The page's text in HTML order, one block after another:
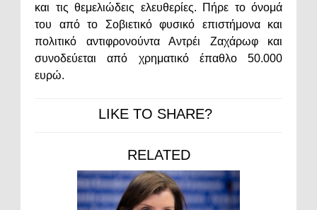
και τις θεμελιώδεις ελευθερίες. Πήρε το όνομά
του από το Σοβιετικό φυσικό επιστήμονα και
πολιτικό αντιφρονούντα Αντρέι Ζαχάρωφ και
συνοδεύεται από χρηματικό έπαθλο 50.000
ευρώ.
LIKE TO SHARE?
RELATED